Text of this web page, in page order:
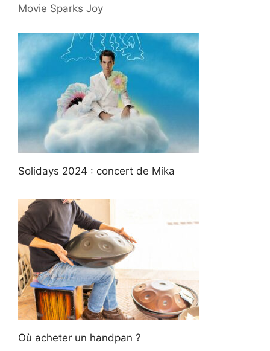
Movie Sparks Joy
Solidays 2024 : concert de Mika
Où acheter un handpan ?